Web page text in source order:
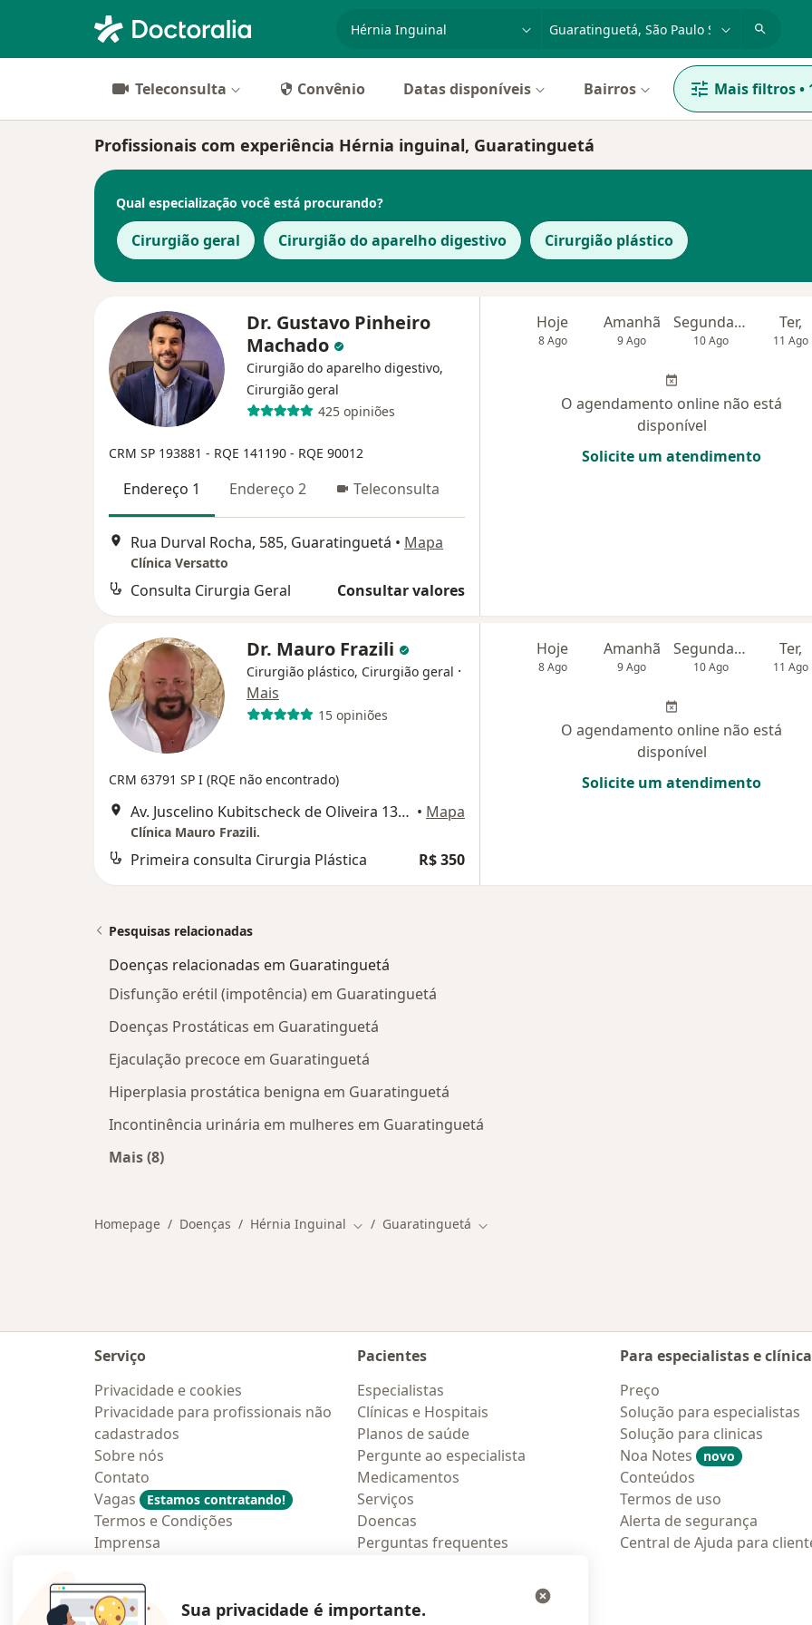
especialidade, doença ou nomecidade ou região
Teleconsulta Convênio Datas disponíveis Bairros Mais filtros•
Profissionais com experiência Hérnia inguinal, Guaratinguetá
Qual especialização você está procurando?
Cirurgião geral Cirurgião do aparelho digestivo Cirurgião plástico
Dr. Gustavo Pinheiro
Machado
Cirurgião do aparelho digestivo,
Cirurgião geral
425 opiniões
CRM SP 193881 - RQE 141190 - RQE 90012
Endereço 1 Endereço 2 Teleconsulta
Rua Durval Rocha, 585, Guaratinguetá • Mapa
Clínica Versatto
Consulta Cirurgia Geral Consultar valores
Hoje
8 Ago
Amanhã
9 Ago
Segunda-feira
10 Ago
Ter,
11 Ago
O agendamento online não está
disponível
Solicite um atendimento
Dr. Mauro Frazili
Cirurgião plástico, Cirurgião geral ·
Mais
15 opiniões
CRM 63791 SP I (RQE não encontrado)
Av. Juscelino Kubitscheck de Oliveira 1301 ap301, Guaratinguetá • Mapa
Clínica Mauro Frazili.
Primeira consulta Cirurgia Plástica R$ 350
Hoje
8 Ago
Amanhã
9 Ago
Segunda-feira
10 Ago
Ter,
11 Ago
O agendamento online não está
disponível
Solicite um atendimento
Pesquisas relacionadas
Doenças relacionadas em Guaratinguetá
Disfunção erétil (impotência) em Guaratinguetá
Doenças Prostáticas em Guaratinguetá
Ejaculação precoce em Guaratinguetá
Hiperplasia prostática benigna em Guaratinguetá
Incontinência urinária em mulheres em Guaratinguetá
Mais (8)
Homepage Doenças Hérnia Inguinal Mudar de cidade
Guaratinguetá Mudar de cidade
Serviço
Privacidade e cookies
Privacidade para profissionais não
cadastrados
Sobre nós
Contato
Vagas
Estamos contratando!
Termos e Condições
Imprensa
Pacientes
Especialistas
Clínicas e Hospitais
Planos de saúde
Pergunte ao especialista
Medicamentos
Serviços
Doencas
Perguntas frequentes
Para especialistas e
Preço
Solução para especialistas
Solução para clinicas
Noa Notes
novo
Conteúdos
Termos de uso
Alerta de segurança
Central de Ajuda para
Sua privacidade é importante.